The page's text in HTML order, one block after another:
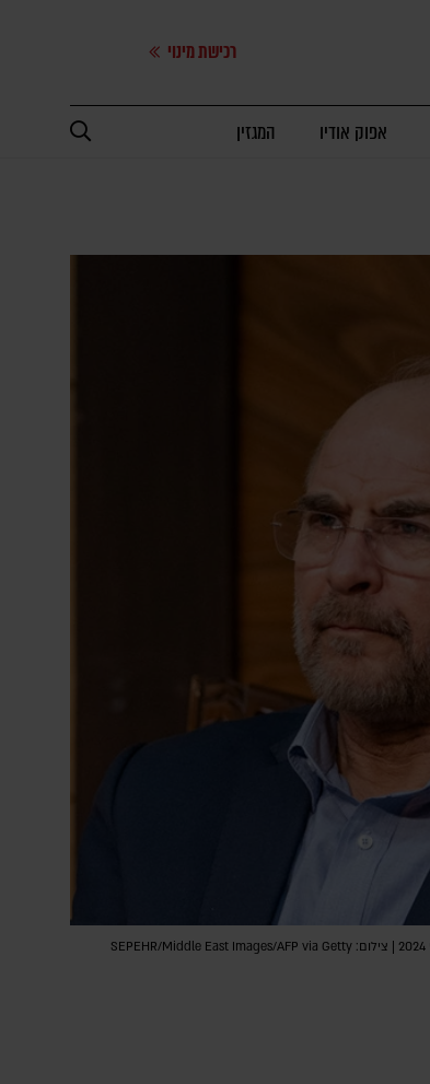
רכישת מינוי
אפוק אודיו המגזין
יו"ר הפרלמנט האיראני, מוחמד באקר קאליבאף, 23 ביוני 2024 | צילום: SEPEHR/Middle East Images/AFP via Getty